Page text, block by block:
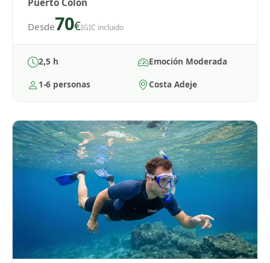
Desde70€IGIC incluido
2,5 h
Emoción Moderada
1-6 personas
Costa Adeje